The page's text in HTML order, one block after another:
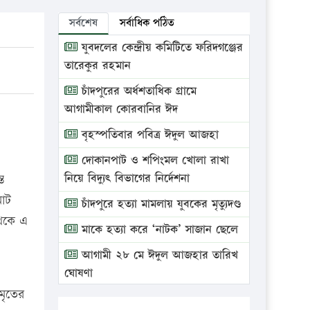
এ
সর্বশেষ সর্বাধিক পঠিত
যুবদলের কেন্দ্রীয় কমিটিতে ফরিদগঞ্জের
তারেকুর রহমান
চাঁদপুরের অর্ধশতাধিক গ্রামে
আগামীকাল কোরবানির ঈদ
বৃহস্পতিবার পবিত্র ঈদুল আজহা
দোকানপাট ও শপিংমল খোলা রাখা
নিয়ে বিদ্যুৎ বিভাগের নির্দেশনা
চাঁদপুরে হত্যা মামলায় যুবকের মৃত্যুদণ্ড
মাকে হত্যা করে ‘নাটক’ সাজান ছেলে
আগামী ২৮ মে ঈদুল আজহার তারিখ
ঘোষণা